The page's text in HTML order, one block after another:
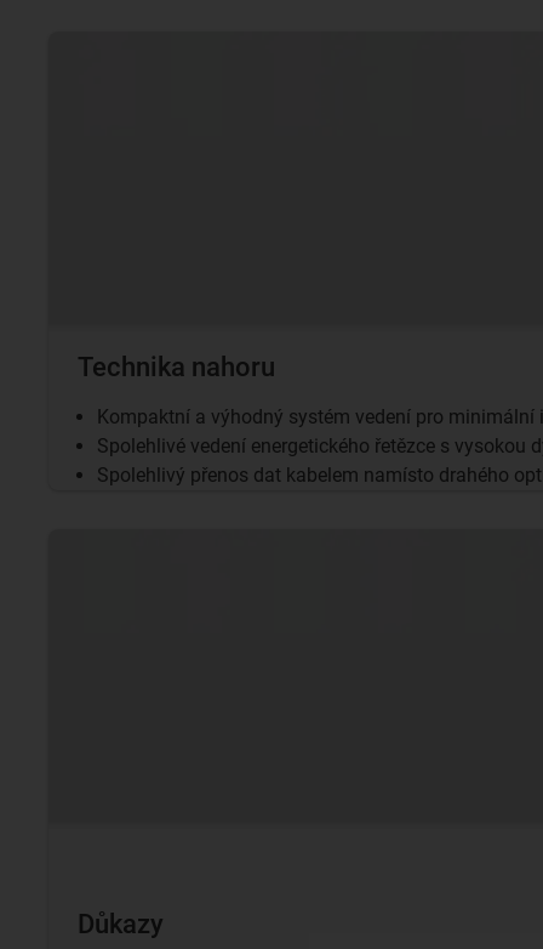
Technika nahoru
Kompaktní a výhodný systém vedení pro minimální
Spolehlivé vedení energetického řetězce s vysokou
Spolehlivý přenos dat kabelem namísto drahého
Důkazy